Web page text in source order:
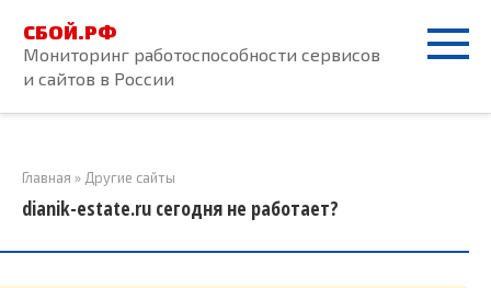
контенту
СБОЙ.РФ
Мониторинг работоспособности сервисов
и сайтов в России
Главная » Другие сайты
dianik-estate.ru сегодня не работает?